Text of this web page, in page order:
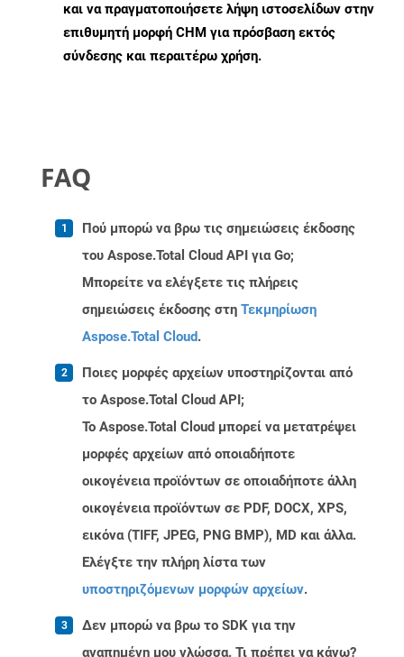
και να πραγματοποιήσετε λήψη ιστοσελίδων στην
επιθυμητή μορφή CHM για πρόσβαση εκτός
σύνδεσης και περαιτέρω χρήση.
FAQ
Πού μπορώ να βρω τις σημειώσεις έκδοσης
του Aspose.Total Cloud API για Go;
Μπορείτε να ελέγξετε τις πλήρεις
σημειώσεις έκδοσης στη Τεκμηρίωση
Aspose.Total Cloud.
Ποιες μορφές αρχείων υποστηρίζονται από
το Aspose.Total Cloud API;
Το Aspose.Total Cloud μπορεί να μετατρέψει
μορφές αρχείων από οποιαδήποτε
οικογένεια προϊόντων σε οποιαδήποτε άλλη
οικογένεια προϊόντων σε PDF, DOCX, XPS,
εικόνα (TIFF, JPEG, PNG BMP), MD και άλλα.
Ελέγξτε την πλήρη λίστα των
υποστηριζόμενων μορφών αρχείων.
Δεν μπορώ να βρω το SDK για την
αγαπημένη μου γλώσσα. Τι πρέπει να κάνω?